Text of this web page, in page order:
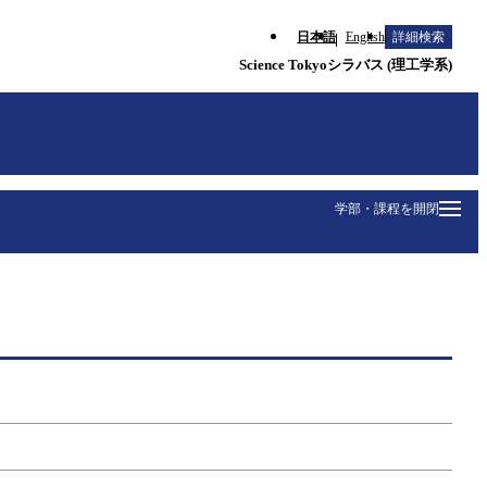
日本語 English 詳細検索
Science Tokyoシラバス (理工学系)
学部・課程を開閉